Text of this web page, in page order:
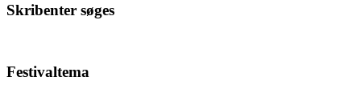
Skribenter søges
Festivaltema